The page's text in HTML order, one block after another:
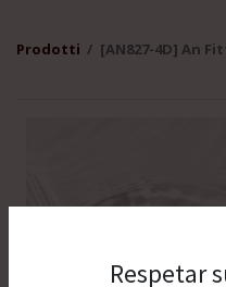
Prodotti [AN827-4D] An
Respetar